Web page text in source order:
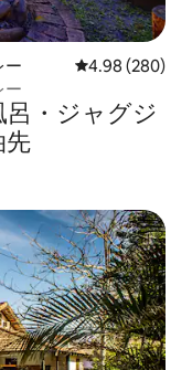
ー レビュー280
4.98 (280)
ー
・ジャグジ
先